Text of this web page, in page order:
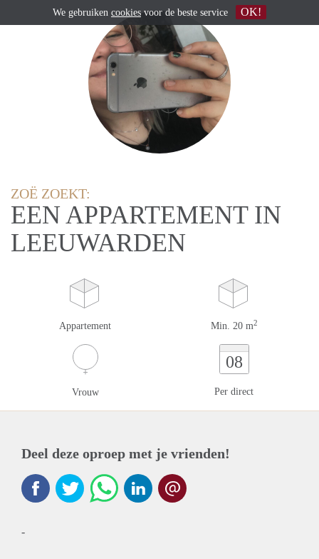
ZOË ZOEKT:
EEN APPARTEMENT IN
LEEUWARDEN
Appartement Min. 20 m2
Vrouw
08
Per direct
Deel deze oproep met je vrienden!
-
We gebruiken cookies voor de beste service OK!